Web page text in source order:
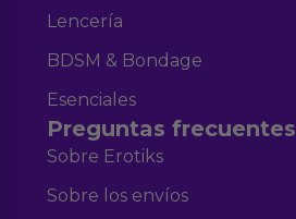
Lencería
BDSM & Bondage
Esenciales
Preguntas frecuentes
Sobre Erotiks
Sobre los envíos